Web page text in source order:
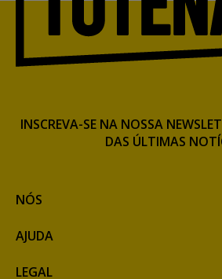
NÓS
AJUDA
LEGAL
INSCREVA-SE NA NOSSA
DAS ÚLTIMAS